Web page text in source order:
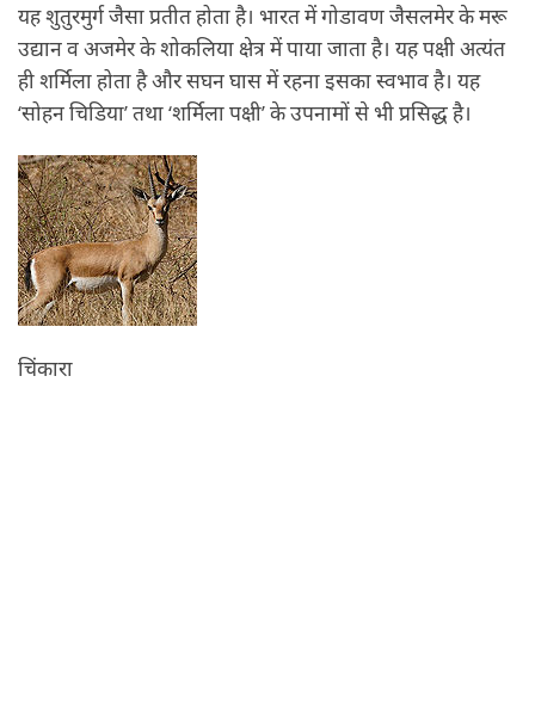
यह शुतुरमुर्ग जैसा प्रतीत होता है। भारत में गोडावण जैसलमेर के मरू
उद्यान व अजमेर के शोकलिया क्षेत्र में पाया जाता है। यह पक्षी अत्यंत
ही शर्मिला होता है और सघन घास में रहना इसका स्वभाव है। यह
‘सोहन चिडिया’ तथा ‘शर्मिला पक्षी’ के उपनामों से भी प्रसिद्ध है।
चिंकारा